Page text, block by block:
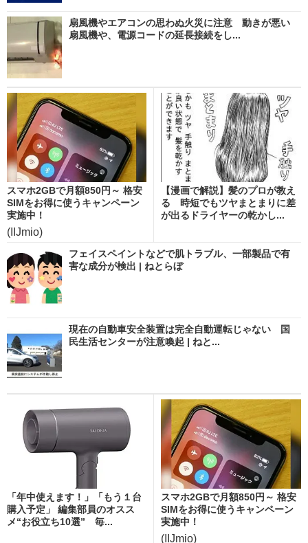
扇風機やエアコンの思わぬ火災に注意 動きが悪い
扇風機や、電源コードの延長接続をし...
スマホ2GBで月額850円～ 格安
SIMをお得に使うキャンペーン
実施中！
(IIJmio)
【漫画で解説】髪のプロが教え
る 時短でもツヤまとまりに差
が出るドライヤーの乾かし...
フェイスペイントなどで肌トラブル、一部製品で有
害な成分が検出 | ねとらぼ
現在の自動車安全装置は完全自動運転じゃない 国
民生活センターが注意喚起 | ねと...
「年中使えます！」「もう１台
購入予定」 編集部員のオスス
メ“お役立ち10選” 毎...
スマホ2GBで月額850円～ 格安
SIMをお得に使うキャンペーン
実施中！
(IIJmio)